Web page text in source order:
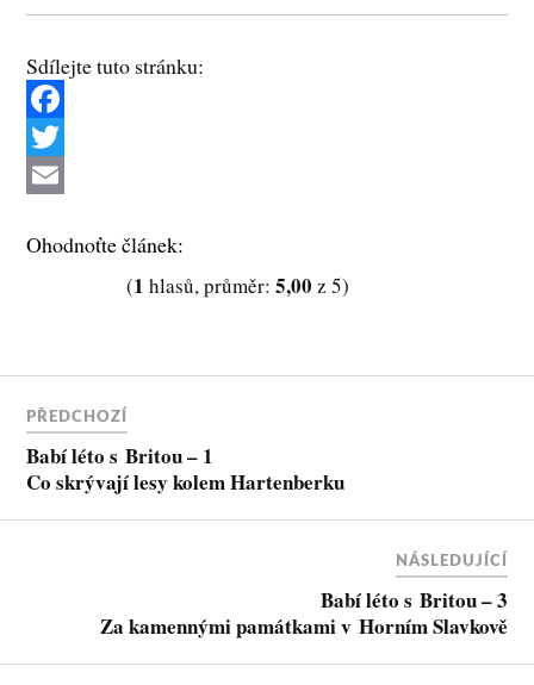
Sdílejte tuto stránku:
F
a
e
k
T
i
r
m
Ohodnoťte článek:
(1 hlasů, průměr:5,00 z 5)
PŘEDCHOZÍ
Babí léto s Britou – 1
Co skrývají lesy kolem Hartenberku
NÁSLEDUJÍCÍ
Babí léto s Britou – 3
Za kamennými památkami v Horním Slavkově